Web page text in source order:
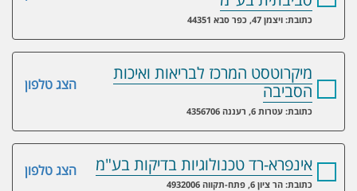
כתובת: ויצמן 47, כפר סבא 44351
הצג טלפון
מיקרוטסט המרכז לבריאות ואיכות
הסביבה
כתובת: עטרות 6, רעננה 4356706
הצג טלפון אינפרא-רד טכנולוגיות בדיקות בע"מ
כתובת: הר ציון 6, פתח-תקווה 4932006